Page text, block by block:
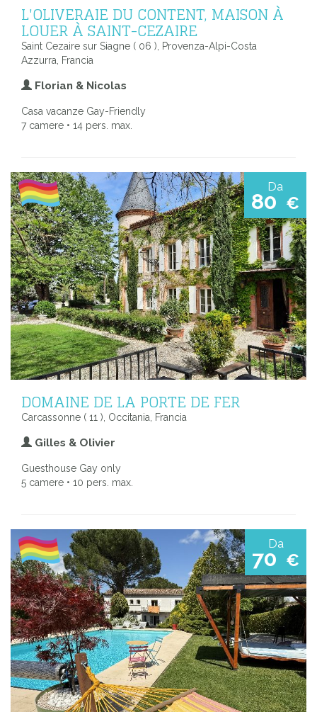
L'OLIVERAIE DU CONTENT, MAISON À
LOUER À SAINT-CEZAIRE
Saint Cezaire sur Siagne ( 06 ), Provenza-Alpi-Costa
Azzurra, Francia
Florian & Nicolas
Casa vacanze Gay-Friendly
7 camere • 14 pers. max.
Da
80 €
DOMAINE DE LA PORTE DE FER
Carcassonne ( 11 ), Occitania, Francia
Gilles & Olivier
Guesthouse Gay only
5 camere • 10 pers. max.
Da
70 €